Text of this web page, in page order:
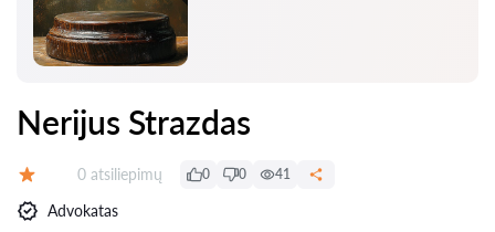
Nerijus Strazdas
Atsiliepimų:
0 atsiliepimų 0 0 41
Advokatas